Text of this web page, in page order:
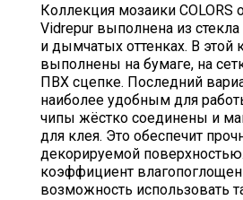
Коллекция мозаики COLORS
Vidrepur выполнена из
и дымчатых оттенках. В этой
выполнены на бумаге, на
ПВХ сцепке. Последний
наиболее удобным для
чипы жёстко соединены и
для клея. Это обеспечит
декорируемой
коэффициент
возможность использовать